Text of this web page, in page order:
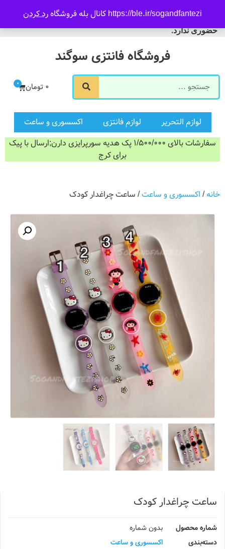
https://ble.ir/sogandfantezi کانال بله فروشگاه رد کردن
فروشگاه سوگند فروش
حضوری ندارد.
ورود/ثبت نام
فروشگاه فانتزی سوگند
0 تومان 0
لوازم التحریر لوازم فانتزی
اکسسوری و ساعت
سفارشات بالای 1/500/000 پک هدیه سورپرایزی دارن;ارسال با پیک
برای کرج
خانه/ اکسسوری و ساعت/ ساعت چراغدار کودک
ساعت چراغدار کودک
شماره محصول
بدون شماره
دسته‌بندی
اکسسوری و ساعت